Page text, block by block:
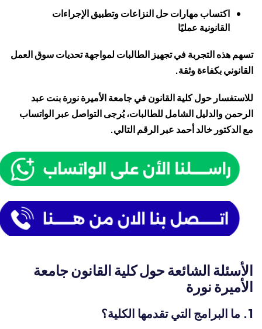
اكتساب مهارات حل النزاعات وتطبيق الإجراءات
القانونية عمليًا
تسهم هذه التجربة في تجهيز الطالبات لمواجهة تحديات سوق العمل
القانوني بكفاءة وثقة.
للاستفسار حول كلية القانون فيجامعة الأميرة نورة بنت عبد
الرحمنوالدليل الشامل للطالبات، يُرجى التواصل عبر الواتساب
مع الدكتور خالد أحمد عبر الرقم التالي.
الأسئلة الشائعة حول كلية القانون جامعة
الأميرة نورة
1. ما البرامج التي تقدمها الكلية؟